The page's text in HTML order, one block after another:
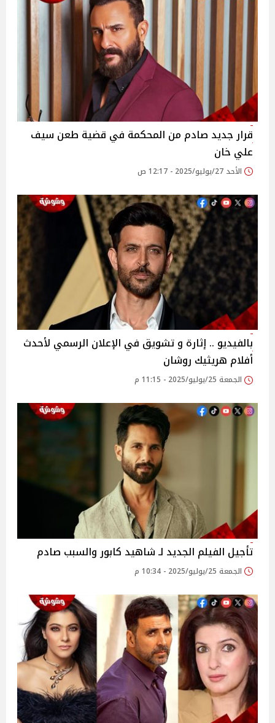
قرار جديد صادم من المحكمة في قضية طعن سيف
علي خان
الأحد 27/يوليو/2025 - 12:17 ص
بالفيديو .. إثارة و تشويق في الإعلان الرسمي لأحدث
أفلام هريثيك روشان
الجمعة 25/يوليو/2025 - 11:15 م
تأجيل الفيلم الجديد لـ شاهيد كابور والسبب صادم
الجمعة 25/يوليو/2025 - 10:34 م